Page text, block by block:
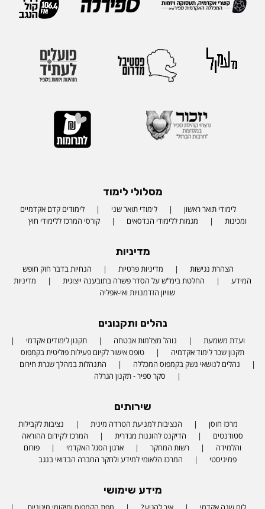
מסלולי לימוד
לימודי תואר ראשון לימודי תואר שני
לימודים קדם אקדמיים
ומכינות
מגמות ללימודי הנדסאים קורסי המרכז ללימודי חוץ
מדיניות
הצהרת נגישות מדיניות פרטיות
הנחיות בדבר חוק חופש
המידע
החלטת בימ"ש על הסדר פשרה בתובענה ייצוגית
מדיניות
שוויון הזדמנויות ואי-אפליה
נהלים ותקנונים
ועדת משמעת נוהל מצלמות אבטחה
תקנון לימודים אקדמי
תקנון שכר לימוד אקדמיה
טופס אישור לקיום פעילות פוליטית בקמפוס
נהלים לנושאי נשק בקמפוס המכללה
התנהלות במהלך שגרת חירום
סקר ספיר - תקנון הגרלה
שירותים
מרכז חוסן הנציבות למניעת הטרדה מינית
נציבות לקבילות
סטודנטים
הדיקנט להוגנות מגדרית
המרכז לקידום ההוראה
והלמידה
רשות המחקר ארגון הסגל האקדמי
פורום
פמיניסטי
המרכז הלאומי למידע ולחקר החברה הבדואי בנגב
מידע שימושי